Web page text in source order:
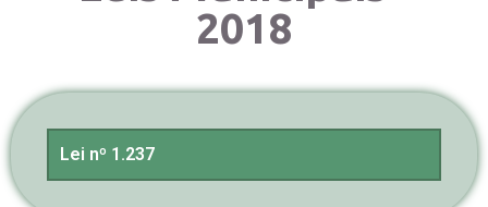
2018
Lei nº 1.237